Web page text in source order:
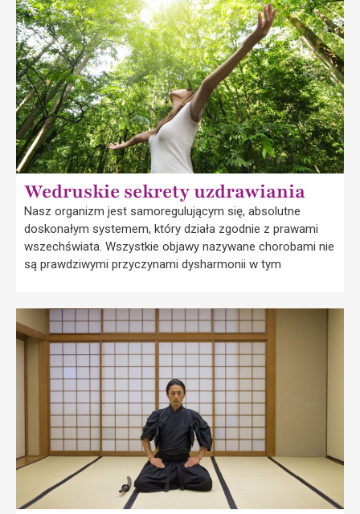
Wedruskie sekrety uzdrawiania
Nasz organizm jest samoregulującym się, absolutne
doskonałym systemem, który działa zgodnie z prawami
wszechświata. Wszystkie objawy nazywane chorobami nie
są prawdziwymi przyczynami dysharmonii w tym